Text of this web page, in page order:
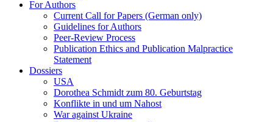
For Authors
Current Call for Papers (German only)
Guidelines for Authors
Peer-Review Process
Publication Ethics and Publication Malpractice
Statement
Dossiers
USA
Dorothea Schmidt zum 80. Geburtstag
Konflikte in und um Nahost
War against Ukraine